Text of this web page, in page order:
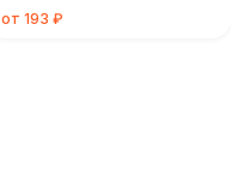
от 193 ₽